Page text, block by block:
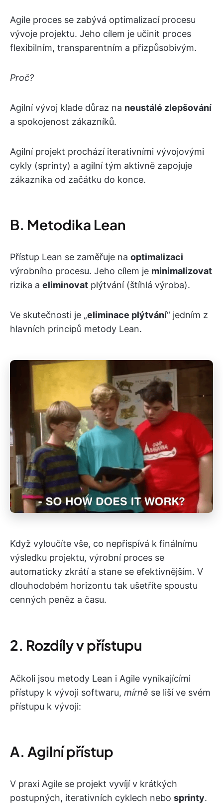
Agile proces se zabývá optimalizací procesu
vývoje projektu. Jeho cílem je učinit proces
flexibilním, transparentním a přizpůsobivým.
Proč?
Agilní vývoj klade důraz na neustálé zlepšování
a spokojenost zákazníků.
Agilní projekt prochází iterativními vývojovými
cykly (sprinty) a agilní tým aktivně zapojuje
zákazníka od začátku do konce.
B. Metodika Lean
Přístup Lean se zaměřuje na optimalizaci
výrobního procesu. Jeho cílem je minimalizovat
rizika a eliminovat plýtvání (štíhlá výroba).
Ve skutečnosti je „eliminace plýtvání“ jedním z
hlavních principů metody Lean.
Když vyloučíte vše, co nepřispívá k finálnímu
výsledku projektu, výrobní proces se
automaticky zkrátí a stane se efektivnějším. V
dlouhodobém horizontu tak ušetříte spoustu
cenných peněz a času.
2. Rozdíly v přístupu
Ačkoli jsou metody Lean i Agile vynikajícími
přístupy k vývoji softwaru, mírně se liší ve svém
přístupu k vývoji:
A. Agilní přístup
V praxi Agile se projekt vyvíjí v krátkých
postupných, iterativních cyklech nebo sprinty.